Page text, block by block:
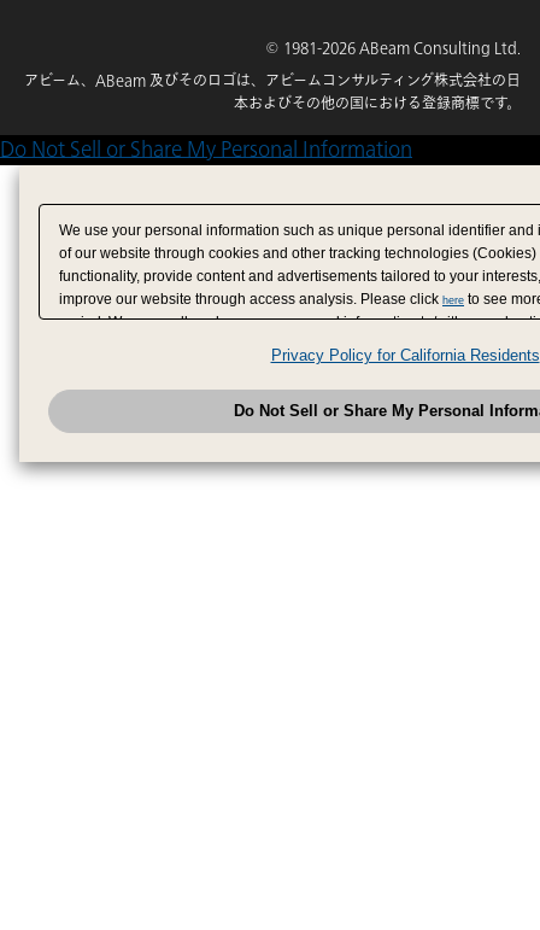
© 1981-2026 ABeam Consulting Ltd.
アビーム、ABeam 及びそのロゴは、アビームコンサルティング株式会社の日
本およびその他の国における登録商標です。
Do Not Sell or Share My Personal Information
We use your personal information such as unique personal identifier
of our website through cookies and other tracking technologies
functionality, provide content and advertisements tailored to your
improve our website through access analysis. Please click here to see
period. We may sell or share your personal information to/with our
analytics service partners. These partners may combine the data shared
have provided to them or that they have collected from your use of their
analyze and optimize advertisements delivered to you by businesses
have the right to opt out of sale or share of your personal information by
to exercise your right. If we have detected an opt-out
honored.Change your sell or share preference
Privacy Policy for California Residents
Do Not Sell or Share My Personal